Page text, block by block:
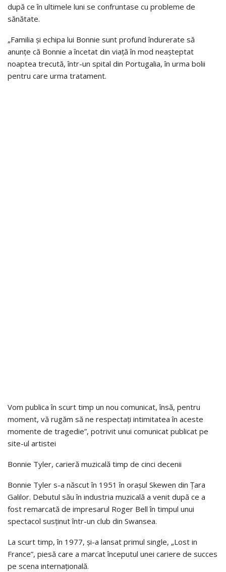
după ce în ultimele luni se confruntase cu probleme de
sănătate.
„Familia și echipa lui Bonnie sunt profund îndurerate să
anunțe că Bonnie a încetat din viață în mod neașteptat
noaptea trecută, într-un spital din Portugalia, în urma bolii
pentru care urma tratament.
Vom publica în scurt timp un nou comunicat, însă, pentru
moment, vă rugăm să ne respectați intimitatea în aceste
momente de tragedie”, potrivit unui comunicat publicat pe
site-ul artistei
Bonnie Tyler, carieră muzicală timp de cinci decenii
Bonnie Tyler s-a născut în 1951 în orașul Skewen din Țara
Galilor. Debutul său în industria muzicală a venit după ce a
fost remarcată de impresarul Roger Bell în timpul unui
spectacol susținut într-un club din Swansea.
La scurt timp, în 1977, și-a lansat primul single, „Lost in
France”, piesă care a marcat începutul unei cariere de succes
pe scena internațională.